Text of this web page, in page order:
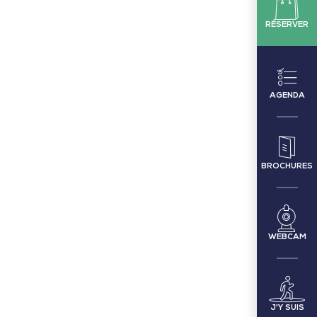
RÉSERVER
AGENDA
BROCHURES
WEBCAM
J'Y SUIS